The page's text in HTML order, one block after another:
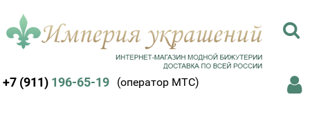
+7 (911) 196-65-19 (оператор МТС)